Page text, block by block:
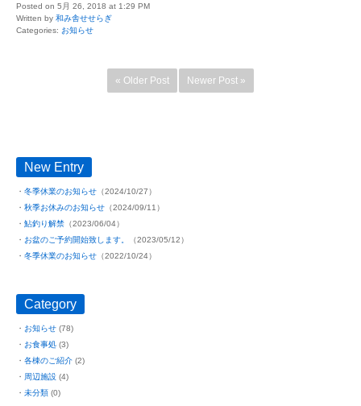
Posted on 5月 26, 2018 at 1:29 PM
Written by 和み舎せせらぎ
Categories: お知らせ
« Older Post Newer Post »
New Entry
冬季休業のお知らせ （2024/10/27）
秋季お休みのお知らせ （2024/09/11）
鮎釣り解禁 （2023/06/04）
お盆のご予約開始致します。
（2023/05/12）
冬季休業のお知らせ （2022/10/24）
Category
お知らせ (78)
お食事処 (3)
各棟のご紹介 (2)
周辺施設 (4)
未分類 (0)